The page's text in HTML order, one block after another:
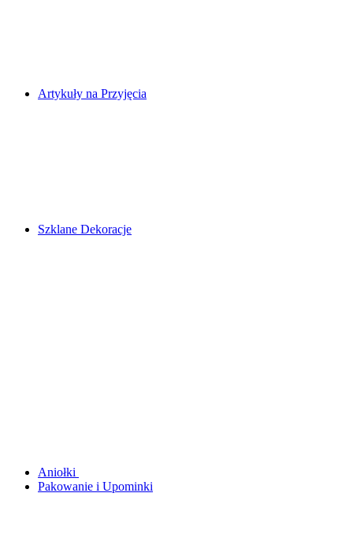
Artykuły na Przyjęcia
Szklane Dekoracje
Aniołki
Pakowanie i Upominki